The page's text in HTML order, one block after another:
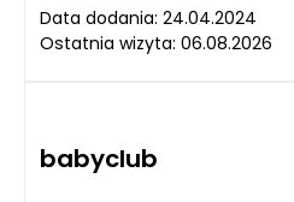
Data dodania: 24.04.2024
Ostatnia wizyta: 06.08.2026
babyclub